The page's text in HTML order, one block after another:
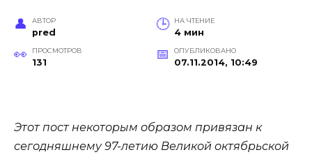
АВТОР
pred
НА ЧТЕНИЕ
4 мин
ПРОСМОТРОВ
131
ОПУБЛИКОВАНО
07.11.2014, 10:49
Этот пост некоторым образом привязан к
сегодняшнему 97-летию Великой октябрьской